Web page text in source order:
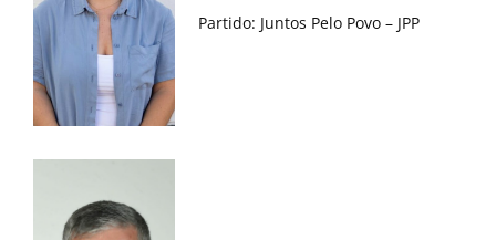
Partido: Juntos Pelo Povo – JPP